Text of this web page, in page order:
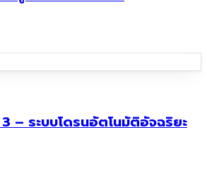
– ระบบโดรนอัตโนมัติอัจฉริยะ